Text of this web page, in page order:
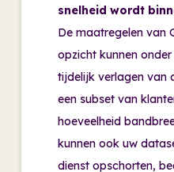
snelheid wordt
De maatregelen van
opzicht kunnen
tijdelijk verlagen van
een subset van
hoeveelheid
kunnen ook uw
dienst opschorten,